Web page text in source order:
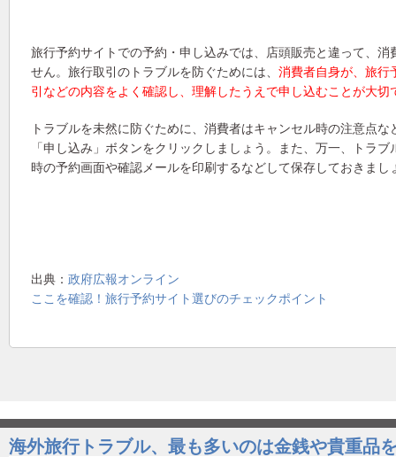
旅行予約サイトでの予約・申し込みでは、店頭販売と違って、
せん。旅行取引のトラブルを防ぐためには、 消費者自身が、旅行
引などの内容をよく確認し、理解したうえで申し込むことが大切
トラブルを未然に防ぐために、消費者はキャンセル時の注意点
「申し込み」ボタンをクリックしましょう。また、万一、トラ
時の予約画面や確認メールを印刷するなどして保存しておきまし
出典： 政府広報オンライン
ここを確認！旅行予約サイト選びのチェックポイント
海外旅行トラブル、最も多いのは金銭や貴重品